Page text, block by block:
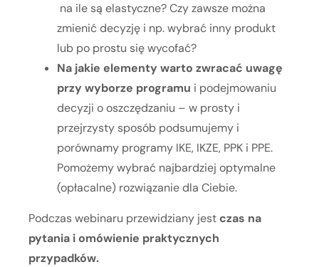
na ile są elastyczne? Czy zawsze można
zmienić decyzję i np. wybrać inny produkt
lub po prostu się wycofać?
Na jakie elementy warto zwracać uwagę
przy wyborze programu i podejmowaniu
decyzji o oszczędzaniu – w prosty i
przejrzysty sposób podsumujemy i
porównamy programy IKE, IKZE, PPK i PPE.
Pomożemy wybrać najbardziej optymalne
(opłacalne) rozwiązanie dla Ciebie.
Podczas webinaru przewidziany jest czas na
pytania i omówienie praktycznych
przypadków.